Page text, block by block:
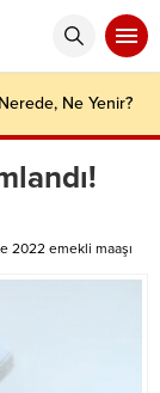
Ne Yenir?
2022 emekli maaşı